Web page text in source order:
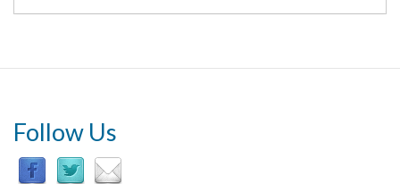
Follow Us